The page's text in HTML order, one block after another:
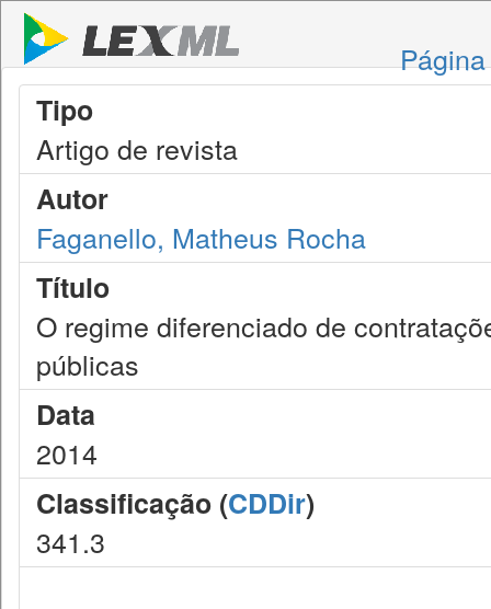
Tipo
Artigo de revista
Autor
Faganello, Matheus Rocha
Título
O regime diferenciado de
públicas
Data
2014
Classificação (CDDir)
341.3